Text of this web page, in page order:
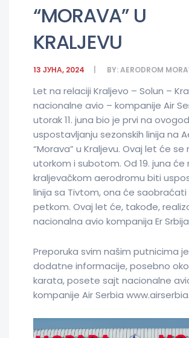
“MORAVA” U
KRALJEVU
13 ЈУНА, 2024 BY:AERODROM
Let na relaciji Kraljevo – Solun –
nacionalne avio – kompanije Air
utorak 11. juna bio je prvi na
uspostavljanju sezonskih linija na
“Morava” u Kraljevu. Ovaj let će
utorkom i subotom. Od 19. juna će
kraljevačkom aerodromu biti
linija sa Tivtom, ona će saobraćati
petkom. Ovaj let će, takođe,
nacionalna avio kompanija Er
Preporuka svim našim putnicima
dodatne informacije, posebno
karata, posete sajt nacionalne
kompanije Air Serbia